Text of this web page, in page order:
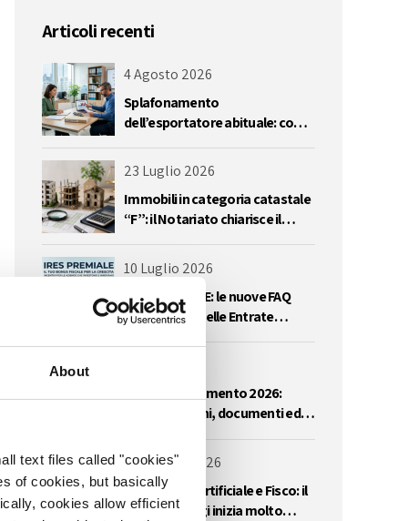
About
text files called "cookies"
of cookies, but basically
cookies allow efficient
Articoli recenti
4 Agosto 2026
Splafonamento
dell’esportatore abituale: come
plafond IVA
23 Luglio 2026
Immobili in categoria catastale
“F”: il Notariato chiarisce il
10 Luglio 2026
IRES PREMIALE: le nuove FAQ
dell’Agenzia delle Entrate
Iperammortamento 2026:
comunicazioni, documenti ed
22 Giugno 2026
Intelligenza artificiale e Fisco: il
controllo oggi inizia molto